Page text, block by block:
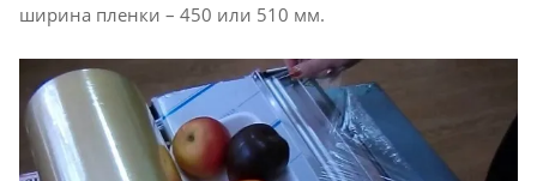
ширина пленки – 450 или 510 мм.